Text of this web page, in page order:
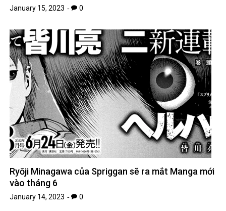
January 15, 2023 0
Ryōji Minagawa của Spriggan sẽ ra mắt Manga mới
vào tháng 6
January 14, 2023 0